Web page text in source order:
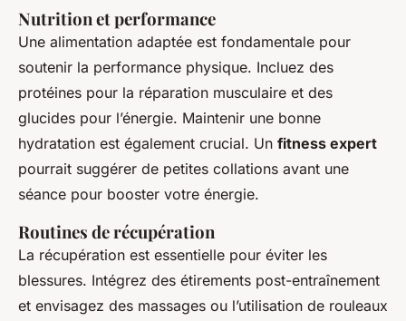
Nutrition et performance
Une alimentation adaptée est fondamentale pour
soutenir la performance physique. Incluez des
protéines pour la réparation musculaire et des
glucides pour l’énergie. Maintenir une bonne
hydratation est également crucial. Un fitness expert
pourrait suggérer de petites collations avant une
séance pour booster votre énergie.
Routines de récupération
La récupération est essentielle pour éviter les
blessures. Intégrez des étirements post-entraînement
et envisagez des massages ou l’utilisation de rouleaux